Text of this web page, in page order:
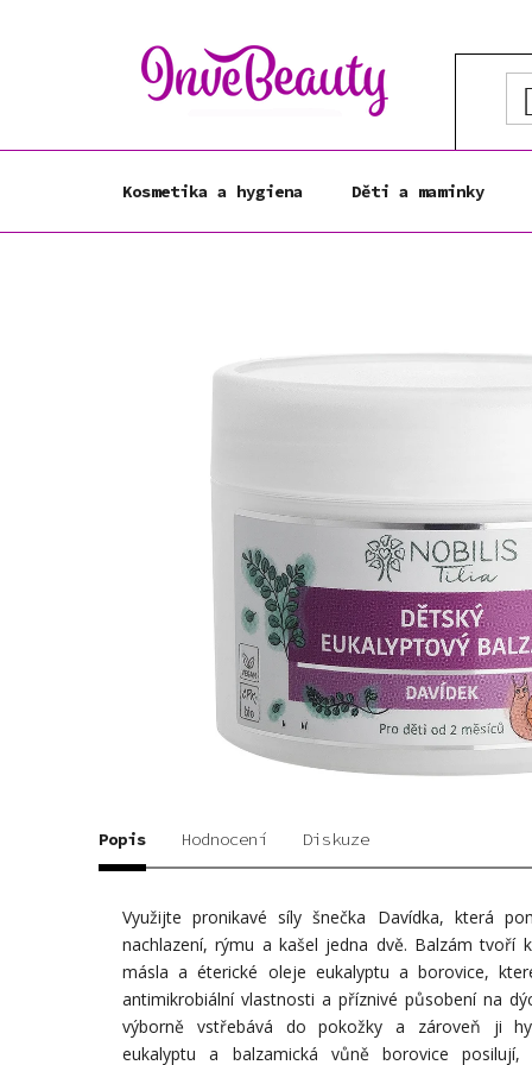
Kosmetika a hygiena Děti a maminky
Popis Hodnocení Diskuze
Využijte pronikavé síly šnečka Davídka, která
nachlazení, rýmu a kašel jedna dvě. Balzám tvoří
másla a éterické oleje eukalyptu a borovice,
antimikrobiální vlastnosti a příznivé působení na
výborně vstřebává do pokožky a zároveň ji
eukalyptu a balzamická vůně borovice